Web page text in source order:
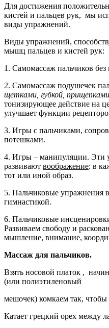
Для достижения
кистей и пальцев рук, мы
виды упражнений.
Виды упражнений,
мышц пальцев и кистей рук:
1. Самомассаж пальчиков без
2. Самомассаж подушечек
щетками, губкой,
тонизирующее действие на
улучшает функции
3. Игры с пальчиками,
потешками.
4. Игры – манипуляции. Эти
развивают воображение: в
тот или иной образ.
5. Пальчиковые упражнения
гимнастикой.
6. Пальчиковые
Развиваем свободу и
мышление, внимание,
Массаж для пальчиков.
Взять носовой платок ,
(или полиэтиленовый
мешочек) комкаем так, чтобы
Катает грецкий орех между